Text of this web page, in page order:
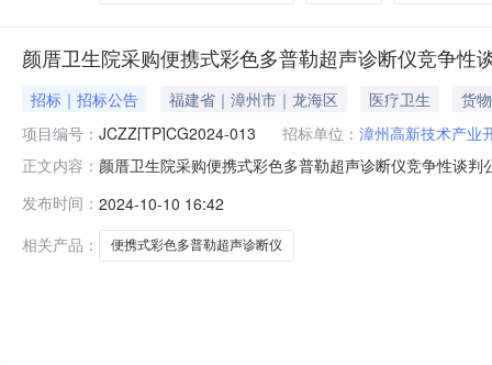
颜厝卫生院采购便携式彩色多普勒超声诊断仪竞争性
招标｜招标公告 福建省｜漳州市｜龙海区 医疗卫生
货物
项目编号： JCZZ[TP]CG2024-013 招标单位： 漳州高新技术产业
正文内容： 颜厝卫生院采购便携式彩色多普勒超声诊断仪竞争性谈
超声诊断仪采购方式：竞争性谈判预算金额：
行
发布时间： 2024-10-10 16:42
相关产品：
便携式彩色多普勒超声诊断仪